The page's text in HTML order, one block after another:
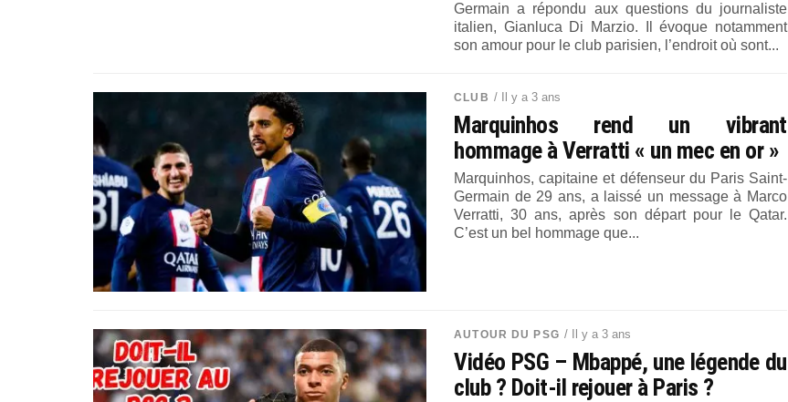
Germain a répondu aux questions du journaliste
italien, Gianluca Di Marzio. Il évoque notamment
son amour pour le club parisien, l’endroit où sont...
CLUB / Il y a 3 ans
Marquinhos rend un vibrant
hommage à Verratti « un mec en or »
Marquinhos, capitaine et défenseur du Paris Saint-
Germain de 29 ans, a laissé un message à Marco
Verratti, 30 ans, après son départ pour le Qatar.
C’est un bel hommage que...
AUTOUR DU PSG / Il y a 3 ans
Vidéo PSG – Mbappé, une légende du
club ? Doit-il rejouer à Paris ?